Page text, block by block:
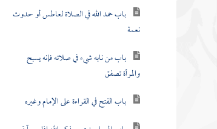
باب حمد الله في الصلاة لعاطس أو حدوث
نعمة
باب من نابه شيء في صلاته فإنه يسبح
والمرأة تصفق
باب الفتح في القراءة على الإمام وغيره